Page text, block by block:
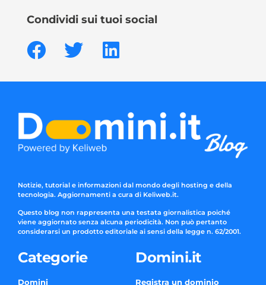
Condividi sui tuoi social
Notizie, tutorial e informazioni dal mondo degli hosting e della
tecnologia. Aggiornamenti a cura di Keliweb.it.
Questo blog non rappresenta una testata giornalistica poiché
viene aggiornato senza alcuna periodicità. Non può pertanto
considerarsi un prodotto editoriale ai sensi della legge n. 62/2001.
Categorie
Domini
Domini.it
Registra un dominio